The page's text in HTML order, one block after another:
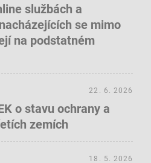
službách a
se mimo
na podstatném
o stavu ochrany a
zemích
22. 6. 2026
18. 5. 2026